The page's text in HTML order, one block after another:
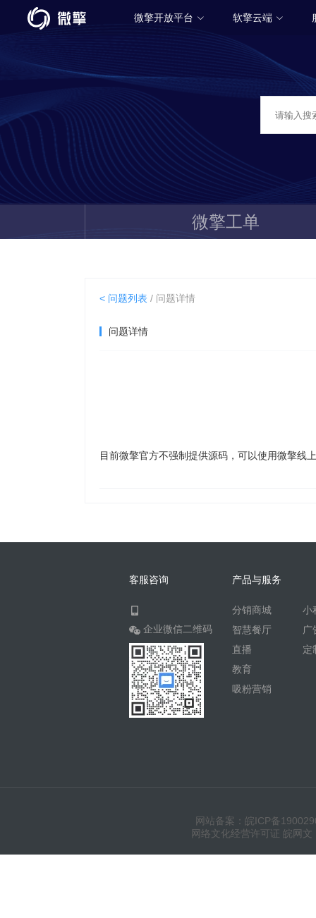
微擎开放平台 软擎云端
微擎工单
< 问题列表 / 问题详情
问题详情
目前微擎官方不强制提供源码，可以使用微擎线
客服咨询
企业微信二维码
产品与服务
分销商城
智慧餐厅
直播
教育
吸粉营销
小
广
定
网站备案：皖ICP备
网络文化经营许可证 皖网